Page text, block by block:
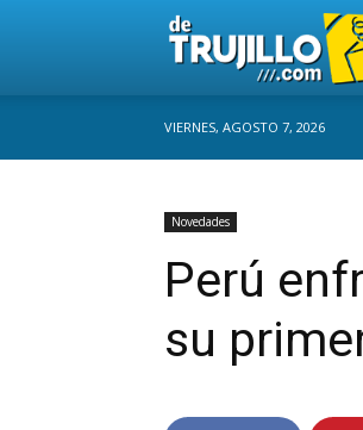
VIERNES, AGOSTO 7, 2026
Novedades
Perú
su